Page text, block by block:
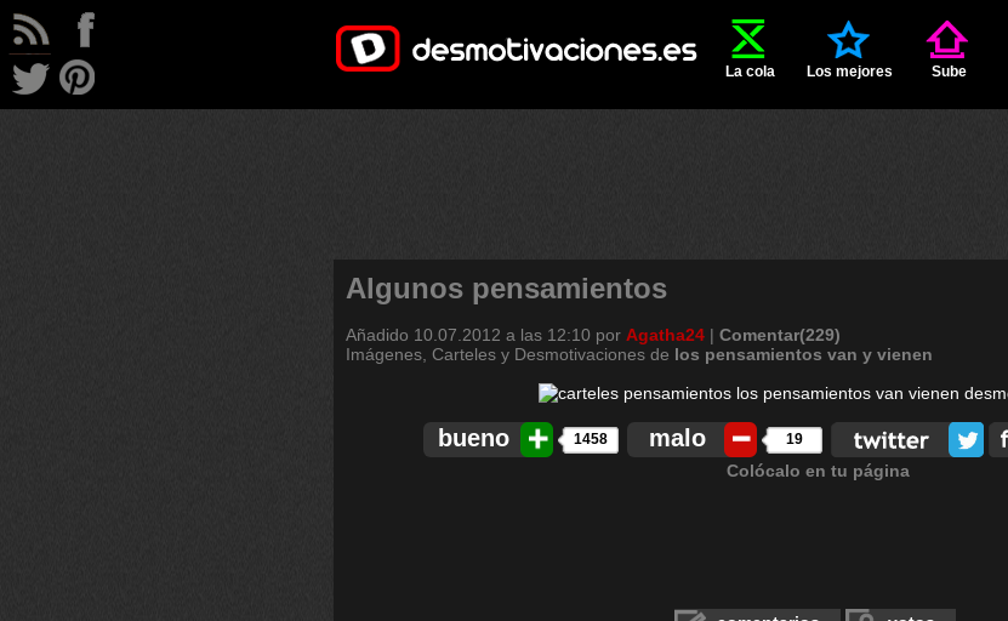
La cola Los mejores Sube
Algunos pensamientos
Añadido 10.07.2012 a las 12:10 por Agatha24 | Comentar(229)
Imágenes, Carteles y Desmotivaciones de los pensamientos van y vienen
bueno 1458 malo 19
Colócalo en tu página